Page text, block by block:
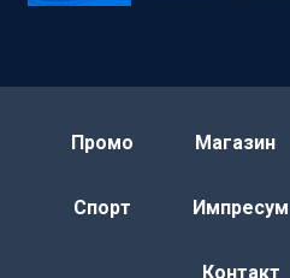
Промо Магазин
Спорт Импресум
Контакт